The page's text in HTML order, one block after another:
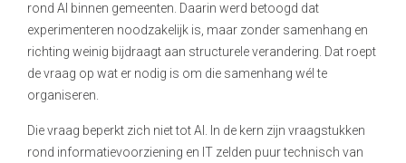
rond AI binnen gemeenten. Daarin werd betoogd dat
experimenteren noodzakelijk is, maar zonder samenhang en
richting weinig bijdraagt aan structurele verandering. Dat roept
de vraag op wat er nodig is om die samenhang wél te
organiseren.
Die vraag beperkt zich niet tot AI. In de kern zijn vraagstukken
rond informatievoorziening en IT zelden puur technisch van